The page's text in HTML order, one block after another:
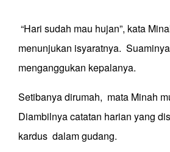
“Hari sudah mau hujan”, kata
menunjukan isyaratnya.
menganggukan kepalanya.
Setibanya dirumah, mata Minah
Diambilnya catatan harian yang
kardus dalam gudang.